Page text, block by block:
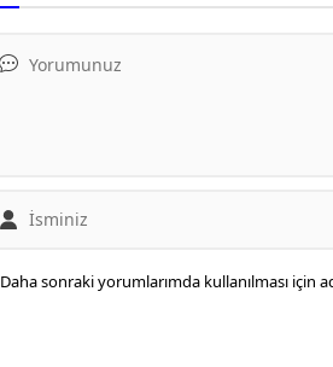
Daha sonraki yorumlarımda kullanılması için